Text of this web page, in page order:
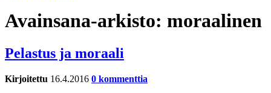
Avainsana-arkisto: moraalinen
Pelastus ja moraali
Kirjoitettu 16.4.2016 0 kommenttia